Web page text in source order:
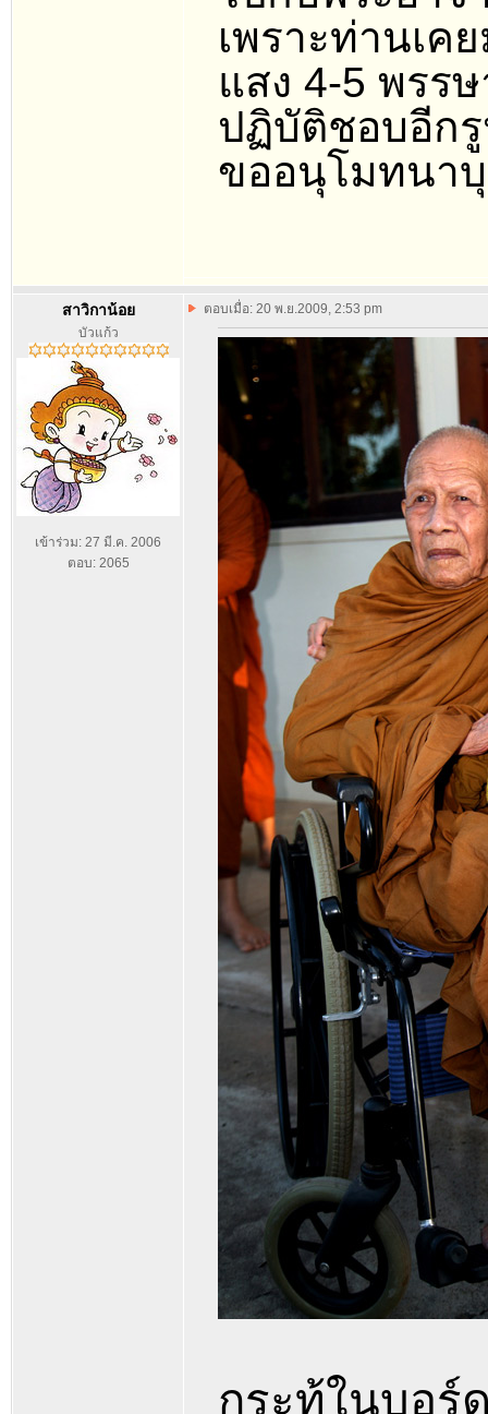
เพราะท่านเค
แสง 4-5 พรร
ปฏิบัติชอบอีก
ขออนุโมทนา
สาวิกาน้อย
บัวแก้ว
เข้าร่วม: 27 มี.ค. 2006
ตอบ: 2065
ตอบเมื่อ: 20 พ.ย.2009, 2:53 pm
กระทู้ในบอร์